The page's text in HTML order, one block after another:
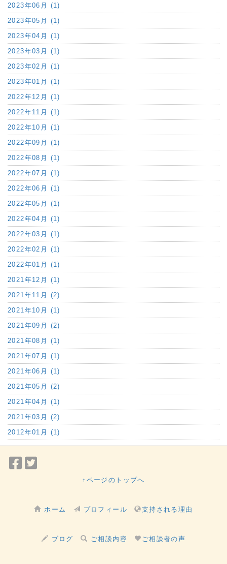
2023年06月 (1)
2023年05月 (1)
2023年04月 (1)
2023年03月 (1)
2023年02月 (1)
2023年01月 (1)
2022年12月 (1)
2022年11月 (1)
2022年10月 (1)
2022年09月 (1)
2022年08月 (1)
2022年07月 (1)
2022年06月 (1)
2022年05月 (1)
2022年04月 (1)
2022年03月 (1)
2022年02月 (1)
2022年01月 (1)
2021年12月 (1)
2021年11月 (2)
2021年10月 (1)
2021年09月 (2)
2021年08月 (1)
2021年07月 (1)
2021年06月 (1)
2021年05月 (2)
2021年04月 (1)
2021年03月 (2)
2012年01月 (1)
Facebook
ェ
↑ページのトップへ
ホーム プロフィール 支持される理由
ブログ ご相談内容 ご相談者の声